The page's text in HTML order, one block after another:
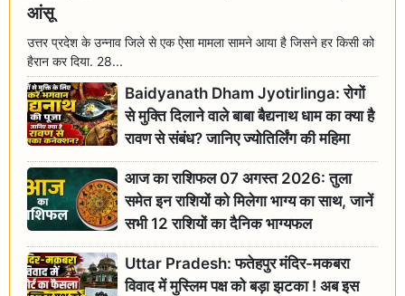
आंसू
उत्तर प्रदेश के उन्नाव जिले से एक ऐसा मामला सामने आया है जिसने हर किसी को
हैरान कर दिया. 28...
Baidyanath Dham Jyotirlinga: रोगों
से मुक्ति दिलाने वाले बाबा बैद्यनाथ धाम का क्या है
रावण से संबंध? जानिए ज्योतिर्लिंग की महिमा
आज का राशिफल 07 अगस्त 2026: तुला
समेत इन राशियों को मिलेगा भाग्य का साथ, जानें
सभी 12 राशियों का दैनिक भाग्यफल
Uttar Pradesh: फतेहपुर मंदिर-मकबरा
विवाद में मुस्लिम पक्ष को बड़ा झटका ! अब इस